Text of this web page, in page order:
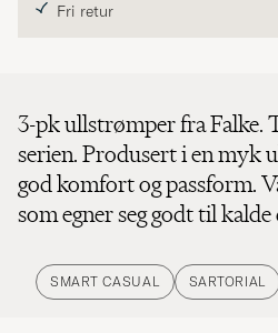
Fri retur
3-pk ullstrømper fra
serien. Produsert i en myk
god komfort og passform.
som egner seg godt til kalde
SMART CASUAL SARTORIAL